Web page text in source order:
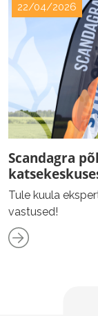
22/04/2026
Scandagra
Tule kuula
vastused!